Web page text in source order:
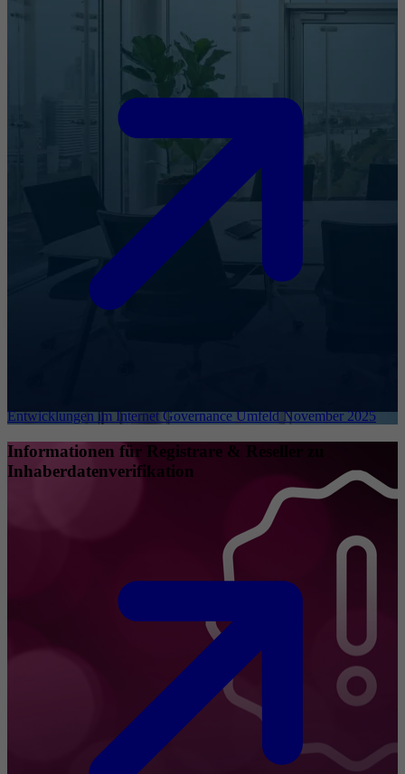
Entwicklungen im Internet Governance Umfeld November 2025
Informationen für Registrare & Reseller zu
Inhaberdatenverifikation